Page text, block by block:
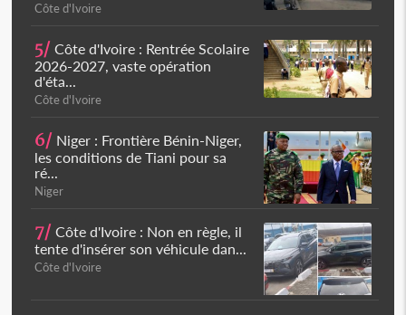
Côte d'Ivoire
5/ Côte d'Ivoire : Rentrée Scolaire
2026-2027, vaste opération
d'éta...
Côte d'Ivoire
6/ Niger : Frontière Bénin-Niger,
les conditions de Tiani pour sa
ré...
Niger
7/ Côte d'Ivoire : Non en règle, il
tente d'insérer son véhicule dan...
Côte d'Ivoire